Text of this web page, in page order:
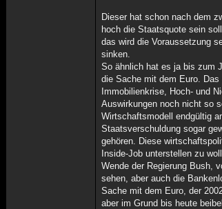
Dieser hat schon nach dem
hoch die Staatsquote sein
das wird die Voraussetzung
sinken.
So ähnlich hat es ja bis zum
die Sache mit dem Euro.
Immobilienkrise, Hoch- und
Auswirkungen noch nicht so
Wirtschaftsmodell endgültig
Staatsverschuldung sogar
gehören. Diese
Inside-Job unterstellen zu
Wende der Regierung Bush,
sehen, aber auch die
Sache mit dem Euro, der
aber im Grund bis heute